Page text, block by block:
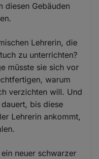
diesen Gebäuden
Lehrerin, die
zu unterrichten?
müsste sie sich vor
warum
verzichten will. Und
bis diese
Lehrerin ankommt,
neuer schwarzer